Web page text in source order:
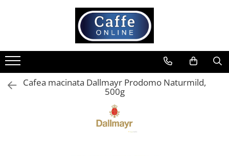
Cafea
Cafea Boabe
Capsule Cafea
Cafea macinata Dallmayr Prodomo Naturmild,
500g